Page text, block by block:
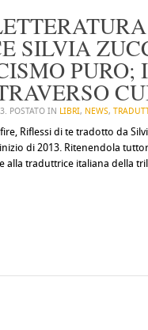
SILVIA
PURO;
. POSTATO IN LIBRI, NEWS,
Riflessi di te tradotto da
di 2013. Ritenendola
alla traduttrice italiana della